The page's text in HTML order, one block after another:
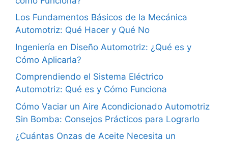
Los Fundamentos Básicos de la Mecánica
Automotriz: Qué Hacer y Qué No
Ingeniería en Diseño Automotriz: ¿Qué es y
Cómo Aplicarla?
Comprendiendo el Sistema Eléctrico
Automotriz: Qué es y Cómo Funciona
Cómo Vaciar un Aire Acondicionado Automotriz
Sin Bomba: Consejos Prácticos para Lograrlo
¿Cuántas Onzas de Aceite Necesita un